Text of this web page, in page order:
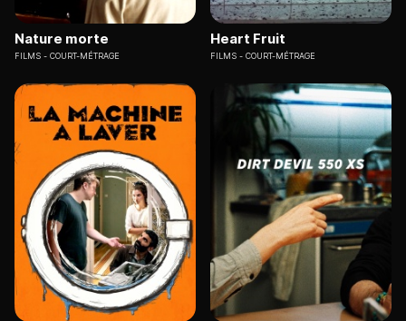
Nature morte
FILMS COURT-MÉTRAGE
Heart Fruit
FILMS COURT-MÉTRAGE